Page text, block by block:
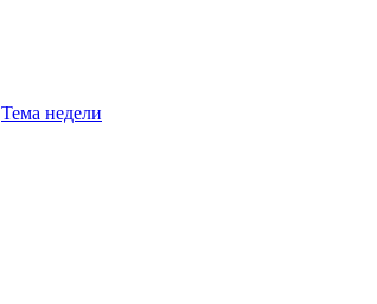
Тема недели